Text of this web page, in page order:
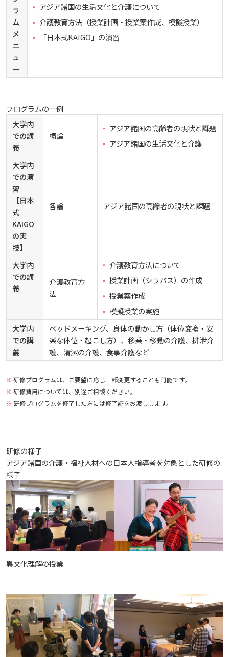
ラ
ム
メ
ニ
ュ
ー
アジア諸国の生活文化と介護について
介護教育方法（授業計画・授業案作成、模擬授業）
「日本式KAIGO」の演習
プログラムの一例
大学内
での講
義
概論
アジア諸国の高齢者の現状と課題
アジア諸国の生活文化と介護
大学内
での演
習
【日本
式
KAIGO
の実
技】
各論 アジア諸国の高齢者の現状と課題
大学内
での講
義
介護教育方
法
介護教育方法について
授業計画（シラバス）の作成
授業案作成
模擬授業の実施
大学内
での講
義
ベッドメーキング、身体の動かし方（体位変換・安
楽な体位・起こし方）、移乗・移動の介護、排泄介
護、清潔の介護、食事介護など
研修プログラムは、ご要望に応じ一部変更することも可能です。
研修費用については、別途ご相談ください。
研修プログラムを修了した方には修了証をお渡しします。
研修の様子
アジア諸国の介護・福祉人材への日本人指導者を対象とした研修の
様子
異文化理解の授業